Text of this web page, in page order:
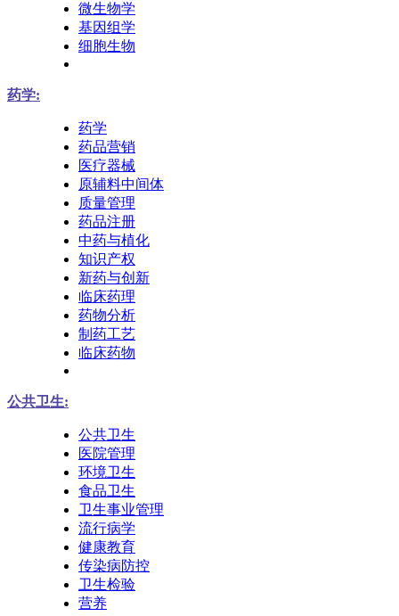
微生物学
基因组学
细胞生物
药学:
药学
药品营销
医疗器械
原辅料中间体
质量管理
药品注册
中药与植化
知识产权
新药与创新
临床药理
药物分析
制药工艺
临床药物
公共卫生:
公共卫生
医院管理
环境卫生
食品卫生
卫生事业管理
流行病学
健康教育
传染病防控
卫生检验
营养